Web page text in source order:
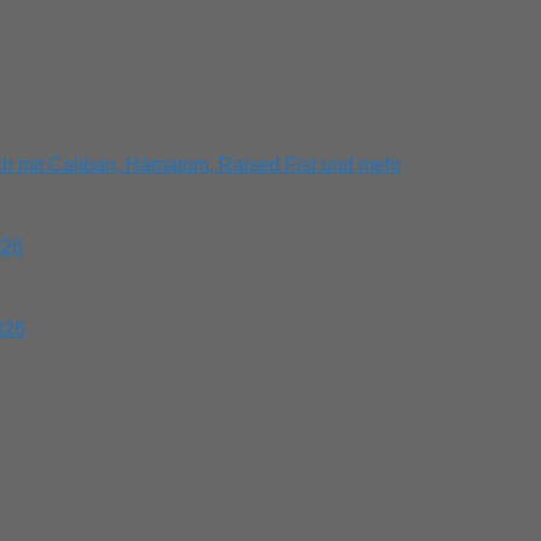
mit Caliban, Hämatom, Raised Fist und mehr